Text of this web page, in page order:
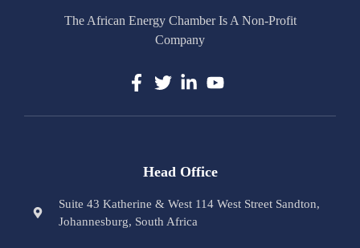
The African Energy Chamber Is A Non-Profit
Company
Head Office
Suite 43 Katherine & West 114 West Street Sandton,
Johannesburg, South Africa